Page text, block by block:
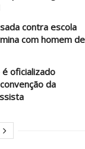
contra escola
com homem de
oficializado
da